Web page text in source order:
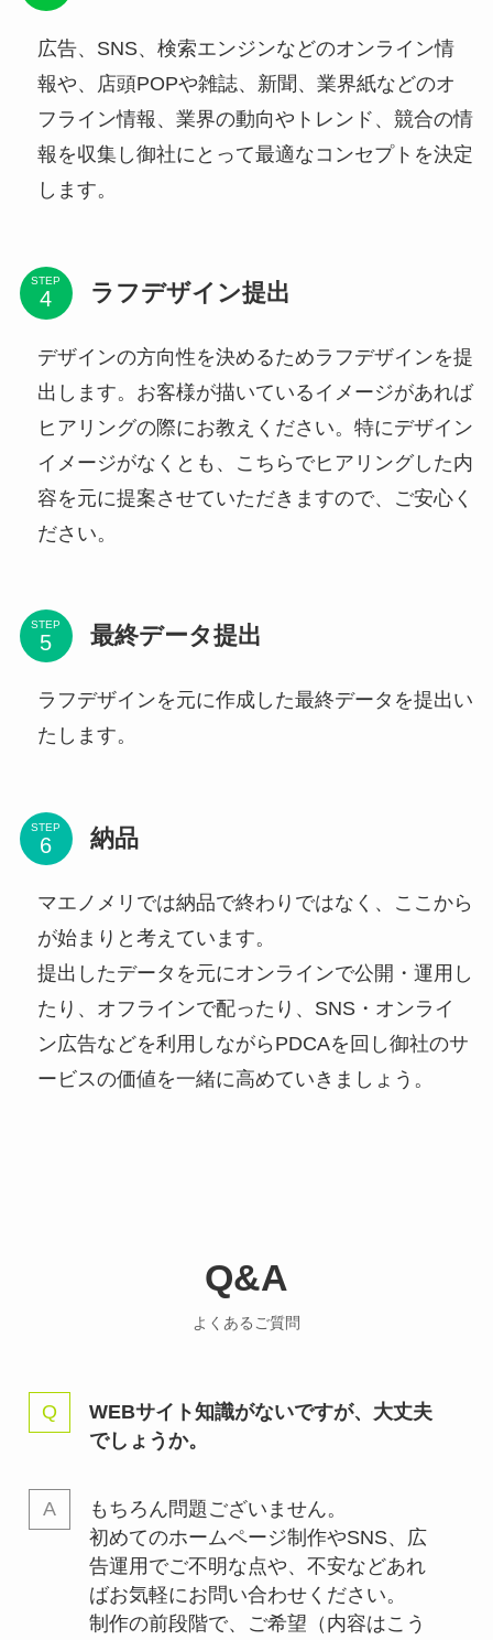
広告、SNS、検索エンジンなどのオンライン情
報や、店頭POPや雑誌、新聞、業界紙などのオ
フライン情報、業界の動向やトレンド、競合の情
報を収集し御社にとって最適なコンセプトを決定
します。
STEP ラフデザイン提出
デザインの方向性を決めるためラフデザインを提
出します。お客様が描いているイメージがあれば
ヒアリングの際にお教えください。特にデザイン
イメージがなくとも、こちらでヒアリングした内
容を元に提案させていただきますので、ご安心く
ださい。
STEP 最終データ提出
ラフデザインを元に作成した最終データを提出い
たします。
STEP 納品
マエノメリでは納品で終わりではなく、ここから
が始まりと考えています。
提出したデータを元にオンラインで公開・運用し
たり、オフラインで配ったり、SNS・オンライ
ン広告などを利用しながらPDCAを回し御社のサ
ービスの価値を一緒に高めていきましょう。
Q&A
よくあるご質問
WEBサイト知識がないですが、大丈夫
でしょうか。
もちろん問題ございません。
初めてのホームページ制作やSNS、広
告運用でご不明な点や、不安などあれ
ばお気軽にお問い合わせください。
制作の前段階で、ご希望（内容はこう